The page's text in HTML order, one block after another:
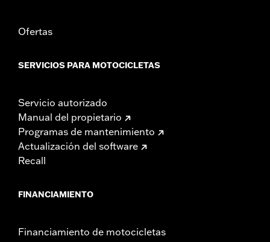
Ofertas
SERVICIOS PARA MOTOCICLETAS
Servicio autorizado
Manual del propietario
Programas de mantenimiento
Actualización del software
Recall
FINANCIAMIENTO
Financiamiento de motocicletas